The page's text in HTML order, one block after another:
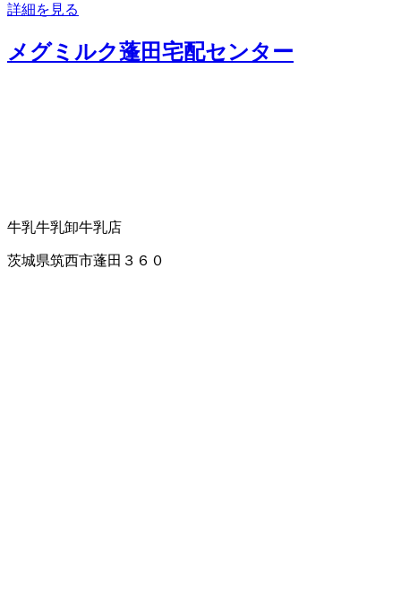
詳細を見る
メグミルク蓬田宅配センター
牛乳牛乳卸牛乳店
茨城県筑西市蓬田３６０